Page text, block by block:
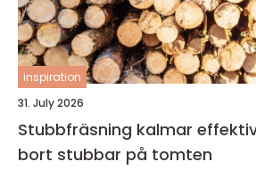
inspiration
31. July 2026
Stubbfräsning kalmar effektivt sätt att få
bort stubbar på tomten